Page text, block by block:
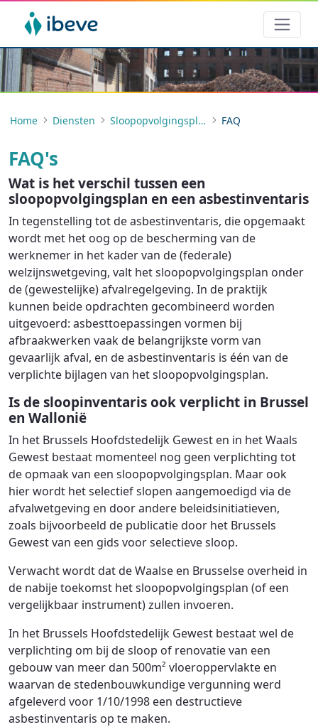
Home Diensten Sloopopvolgingsplan FAQ
FAQ's
Wat is het verschil tussen een
sloopopvolgingsplan en een asbestinventaris
In tegenstelling tot de asbestinventaris, die opgemaakt
wordt met het oog op de bescherming van de
werknemer in het kader van de (federale)
welzijnswetgeving, valt het sloopopvolgingsplan onder
de (gewestelijke) afvalregelgeving. In de praktijk
kunnen beide opdrachten gecombineerd worden
uitgevoerd: asbesttoepassingen vormen bij
afbraakwerken vaak de belangrijkste vorm van
gevaarlijk afval, en de asbestinventaris is één van de
verplichte bijlagen van het sloopopvolgingsplan.
Is de sloopinventaris ook verplicht in Brussel
en Wallonië
In het Brussels Hoofdstedelijk Gewest en in het Waals
Gewest bestaat momenteel nog geen verplichting tot
de opmaak van een sloopopvolgingsplan. Maar ook
hier wordt het selectief slopen aangemoedigd via de
afvalwetgeving en door andere beleidsinitiatieven,
zoals bijvoorbeeld de publicatie door het Brussels
Gewest van een gids voor selectieve sloop.
Verwacht wordt dat de Waalse en Brusselse overheid in
de nabije toekomst het sloopopvolgingsplan (of een
vergelijkbaar instrument) zullen invoeren.
In het Brussels Hoofdstedelijk Gewest bestaat wel de
verplichting om bij de sloop of renovatie van een
gebouw van meer dan 500m² vloeroppervlakte en
waarvan de stedenbouwkundige vergunning werd
afgeleverd voor 1/10/1998 een destructieve
asbestinventaris op te maken.